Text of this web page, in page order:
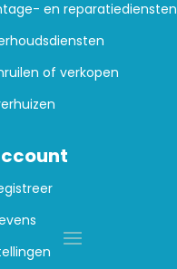
en reparatiediensten
of verkopen